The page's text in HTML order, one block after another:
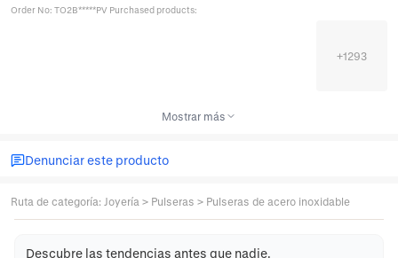
Order No: TO2B*****PV Purchased products:
+1293
Mostrar más
Denunciar este producto
Ruta de categoría: Joyería > Pulseras > Pulseras de acero inoxidable
Descubre las tendencias antes que nadie.